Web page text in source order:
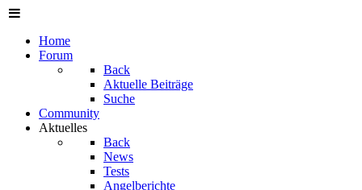
Home
Forum
Back
Aktuelle Beiträge
Suche
Community
Aktuelles
Back
News
Tests
Angelberichte